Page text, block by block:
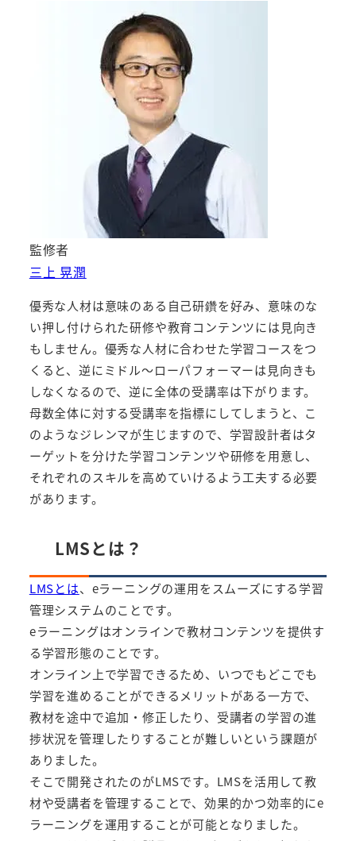
監修者
三上 晃潤
優秀な人材は意味のある自己研鑽を好み、意味のな
い押し付けられた研修や教育コンテンツには見向き
もしません。優秀な人材に合わせた学習コースをつ
くると、逆にミドル～ローパフォーマーは見向きも
しなくなるので、逆に全体の受講率は下がります。
母数全体に対する受講率を指標にしてしまうと、こ
のようなジレンマが生じますので、学習設計者はタ
ーゲットを分けた学習コンテンツや研修を用意し、
それぞれのスキルを高めていけるよう工夫する必要
があります。
LMSとは？
LMSとは、eラーニングの運用をスムーズにする学習
管理システムのことです。
eラーニングはオンラインで教材コンテンツを提供す
る学習形態のことです。
オンライン上で学習できるため、いつでもどこでも
学習を進めることができるメリットがある一方で、
教材を途中で追加・修正したり、受講者の学習の進
捗状況を管理したりすることが難しいという課題が
ありました。
そこで開発されたのがLMSです。LMSを活用して教
材や受講者を管理することで、効果的かつ効率的にe
ラーニングを運用することが可能となりました。